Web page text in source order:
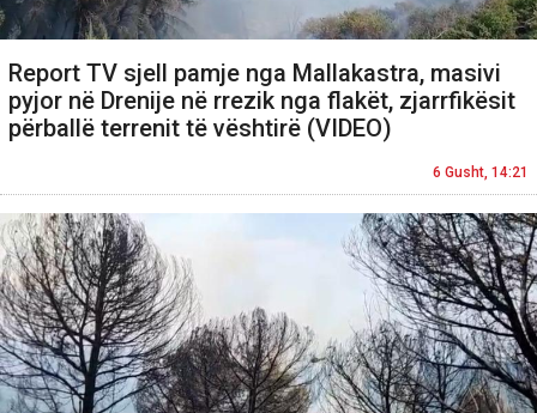
Report TV sjell pamje nga Mallakastra, masivi
pyjor në Drenije në rrezik nga flakët, zjarrfikësit
përballë terrenit të vështirë (VIDEO)
6 Gusht, 14:21